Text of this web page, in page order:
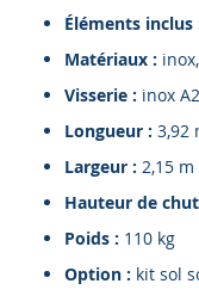
Éléments inclus
Matériaux :
Visserie : inox
Longueur : 3,92
Largeur : 2,15 m
Hauteur de
Poids : 110 kg
Option : kit sol